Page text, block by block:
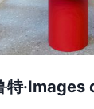
特·Images